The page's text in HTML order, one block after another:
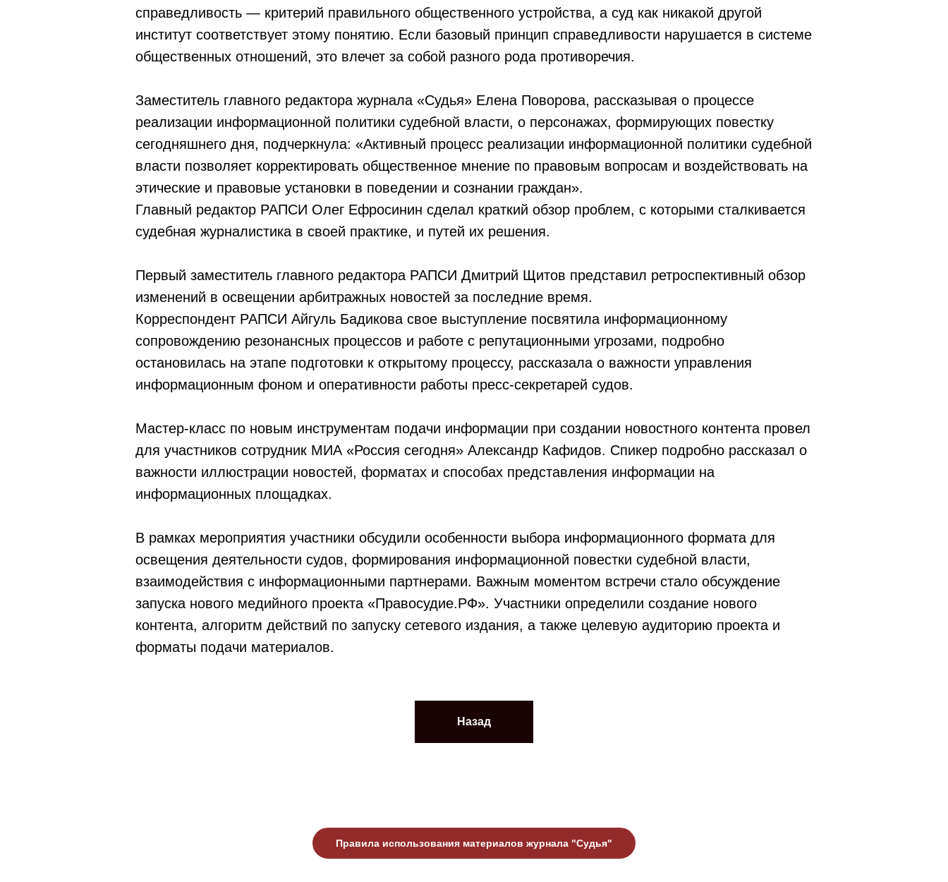
справедливость — критерий правильного общественного устройства, а суд как никакой другой
институт соответствует этому понятию. Если базовый принцип справедливости нарушается в системе
общественных отношений, это влечет за собой разного рода противоречия.
Заместитель главного редактора журнала «Судья» Елена Поворова, рассказывая о процессе
реализации информационной политики судебной власти, о персонажах, формирующих повестку
сегодняшнего дня, подчеркнула: «Активный процесс реализации информационной политики судебной
власти позволяет корректировать общественное мнение по правовым вопросам и воздействовать на
этические и правовые установки в поведении и сознании граждан».
Главный редактор РАПСИ Олег Ефросинин сделал краткий обзор проблем, с которыми сталкивается
судебная журналистика в своей практике, и путей их решения.
Первый заместитель главного редактора РАПСИ Дмитрий Щитов представил ретроспективный обзор
изменений в освещении арбитражных новостей за последние время.
Корреспондент РАПСИ Айгуль Бадикова свое выступление посвятила информационному
сопровождению резонансных процессов и работе с репутационными угрозами, подробно
остановилась на этапе подготовки к открытому процессу, рассказала о важности управления
информационным фоном и оперативности работы пресс-секретарей судов.
Мастер-класс по новым инструментам подачи информации при создании новостного контента провел
для участников сотрудник МИА «Россия сегодня» Александр Кафидов. Спикер подробно рассказал о
важности иллюстрации новостей, форматах и способах представления информации на
информационных площадках.
В рамках мероприятия участники обсудили особенности выбора информационного формата для
освещения деятельности судов, формирования информационной повестки судебной власти,
взаимодействия с информационными партнерами. Важным моментом встречи стало обсуждение
запуска нового медийного проекта «Правосудие.РФ». Участники определили создание нового
контента, алгоритм действий по запуску сетевого издания, а также целевую аудиторию проекта и
форматы подачи материалов.
Назад
Правила использования материалов журнала "Судья"